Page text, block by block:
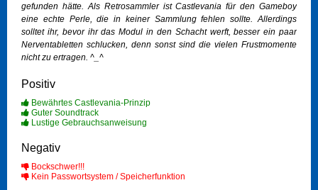
gefunden hätte. Als Retrosammler ist Castlevania für den Gameboy
eine echte Perle, die in keiner Sammlung fehlen sollte. Allerdings
solltet ihr, bevor ihr das Modul in den Schacht werft, besser ein paar
Nerventabletten schlucken, denn sonst sind die vielen Frustmomente
nicht zu ertragen. ^_^
Positiv
Bewährtes Castlevania-Prinzip
Guter Soundtrack
Lustige Gebrauchsanweisung
Negativ
Bockschwer!!!
Kein Passwortsystem / Speicherfunktion